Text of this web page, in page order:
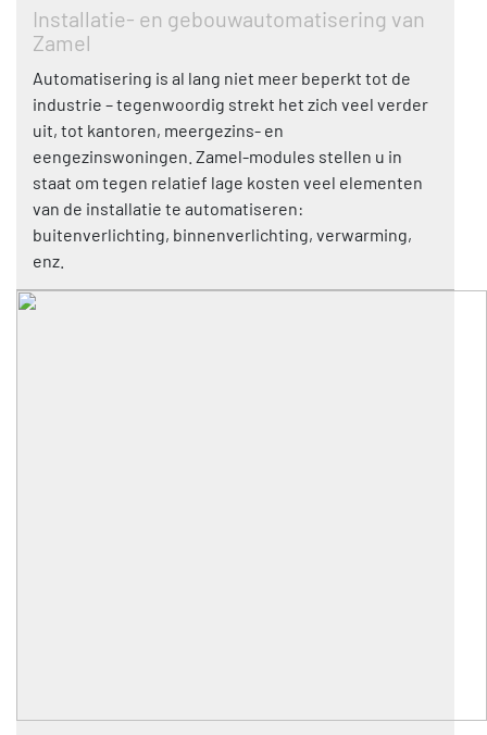
Installatie- en gebouwautomatisering van
Zamel
Automatisering is al lang niet meer beperkt tot de
industrie – tegenwoordig strekt het zich veel verder
uit, tot kantoren, meergezins- en
eengezinswoningen. Zamel-modules stellen u in
staat om tegen relatief lage kosten veel elementen
van de installatie te automatiseren:
buitenverlichting, binnenverlichting, verwarming,
enz.